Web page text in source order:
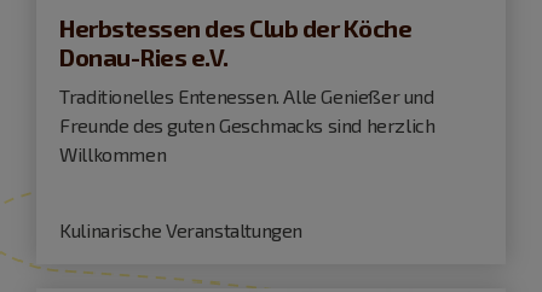
Herbstessen des Club der Köche
Donau-Ries e.V.
Traditionelles Entenessen. Alle Genießer und
Freunde des guten Geschmacks sind herzlich
Willkommen
Kulinarische Veranstaltungen